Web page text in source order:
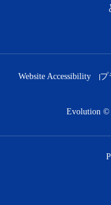
Website Accessibility プ
Evolution ©